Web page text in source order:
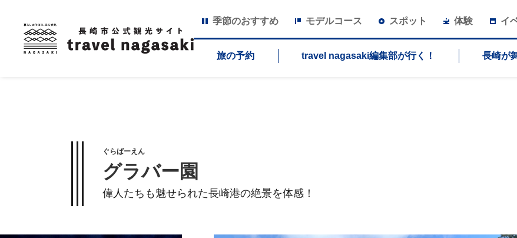
季節のおすすめ モデルコース スポット 体験 イ
旅の予約 travel nagasaki編集部が行く！ 長崎が
ぐらばーえん
グラバー園
偉人たちも魅せられた長崎港の絶景を体感！